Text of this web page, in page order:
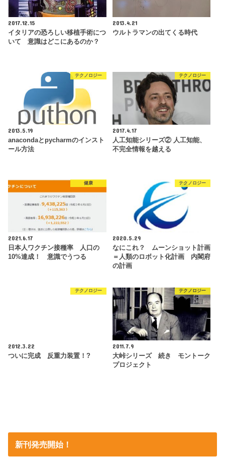
2017.12.15
イタリアの恐ろしい移植手術につ
いて 意識はどこにあるのか？
2013.4.21
ウルトラマンの出てくる時代
テクノロジー
2013.5.19
anacondaとpycharmのインスト
ール方法
テクノロジー
2017.4.17
人工知能シリーズ② 人工知能、
不完全情報を越える
健康
2021.6.17
日本人ワクチン接種率 人口の
10%達成！ 意識でうつる
テクノロジー
2020.5.29
なにこれ？ ムーンショット計画
＝人類のロボット化計画 内閣府
の計画
テクノロジー
2012.3.22
ついに完成 反重力装置！?
テクノロジー
2011.7.9
大峠シリーズ 続き モントーク
プロジェクト
新刊発売開始！